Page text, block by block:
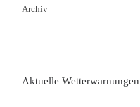
Archiv
Aktuelle Wetterwarnungen